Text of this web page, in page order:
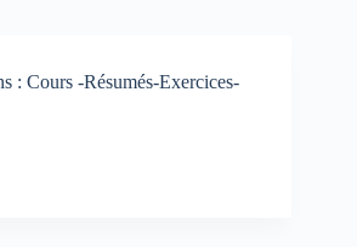
: Cours -Résumés-Exercices-